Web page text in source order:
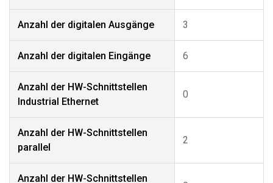
Anzahl der digitalen Ausgänge 3
Anzahl der digitalen Eingänge 6
Anzahl der HW-Schnittstellen
Industrial Ethernet
0
Anzahl der HW-Schnittstellen
parallel
2
Anzahl der HW-Schnittstellen